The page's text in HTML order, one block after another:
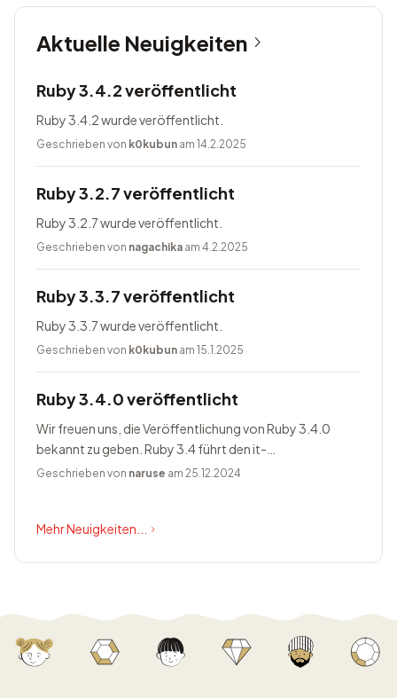
Aktuelle Neuigkeiten
Ruby 3.4.2 veröffentlicht
Ruby 3.4.2 wurde veröffentlicht.
Geschrieben von k0kubun am 14.2.2025
Ruby 3.2.7 veröffentlicht
Ruby 3.2.7 wurde veröffentlicht.
Geschrieben von nagachika am 4.2.2025
Ruby 3.3.7 veröffentlicht
Ruby 3.3.7 wurde veröffentlicht.
Geschrieben von k0kubun am 15.1.2025
Ruby 3.4.0 veröffentlicht
Wir freuen uns, die Veröffentlichung von Ruby 3.4.0
bekannt zu geben. Ruby 3.4 führt den it-
Blockparameter ein, ändert Prism zum Standardparser,
Geschrieben von naruse am 25.12.2024
Mehr Neuigkeiten...